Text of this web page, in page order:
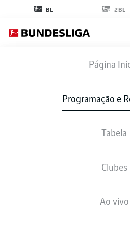
BL 2BL
Página
Programação e
Tabela
Clubes
Ao vivo